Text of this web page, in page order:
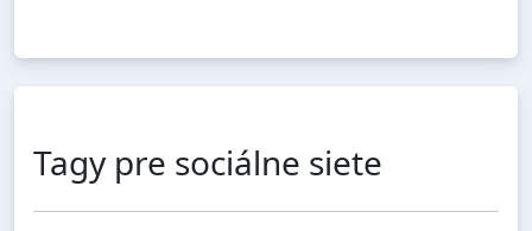
Tagy pre sociálne siete